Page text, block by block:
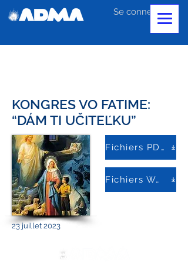
Se connecter
KONGRES VO FATIME:
“DÁM TI UČITEĽKU”
Fichiers PDF
Fichiers Word
23 juillet 2023